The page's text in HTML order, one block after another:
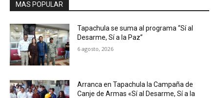
MAS POPULAR
Tapachula se suma al programa “Sí al
Desarme, Sí a la Paz”
6 agosto, 2026
Arranca en Tapachula la Campaña de
Canje de Armas «Sí al Desarme, Sí a la